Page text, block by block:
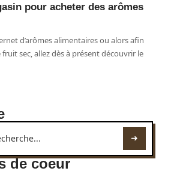
pour acheter des arômes
d’arômes alimentaires ou alors afin
sec, allez dès à présent découvrir le
de coeur